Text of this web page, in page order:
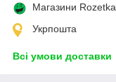
Магазини Rozetka
Укрпошта
Всі умови доставки